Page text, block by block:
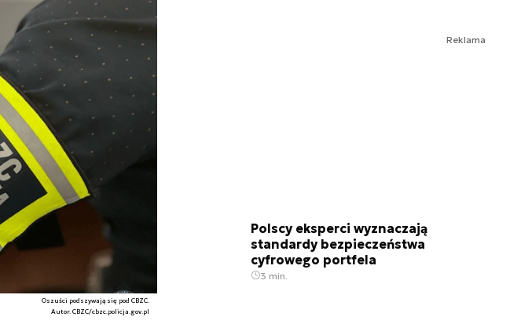
Oszuści podszywają się pod CBZC.
Autor. CBZC/cbzc.policja.gov.pl
Reklama
Polscy eksperci wyznaczają
standardy bezpieczeństwa
cyfrowego portfela
3 min.